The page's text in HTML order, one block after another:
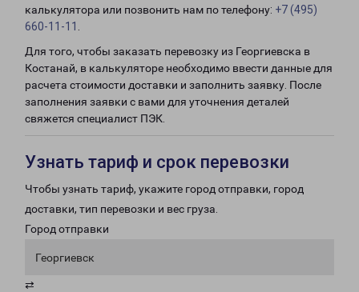
калькулятора или позвонить нам по телефону: +7 (495)
660-11-11
Для того, чтобы заказать перевозку из Георгиевска в
Костанай, в калькуляторе необходимо ввести данные для
расчета стоимости доставки и заполнить заявку. После
заполнения заявки с вами для уточнения деталей
свяжется специалист ПЭК.
Узнать тариф и срок перевозки
Чтобы узнать тариф, укажите город отправки, город
доставки, тип перевозки и вес груза.
Город отправки
Георгиевск
⇄